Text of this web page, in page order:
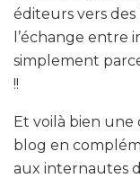
éditeurs vers
l’échange entre
simplement
!!
Et voilà bien une
blog en
aux internautes